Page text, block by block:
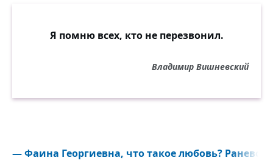
Я помню всех, кто не перезвонил.
Владимир Вишневский
— Фаина Георгиевна, что такое любовь?